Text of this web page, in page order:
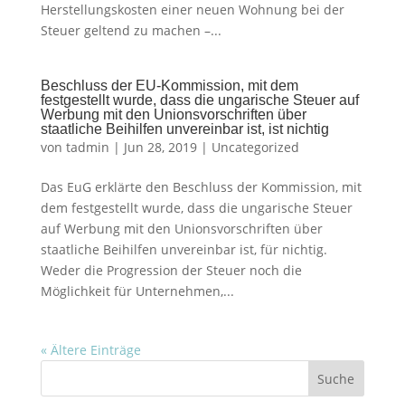
Herstellungskosten einer neuen Wohnung bei der
Steuer geltend zu machen –...
Beschluss der EU-Kommission, mit dem
festgestellt wurde, dass die ungarische Steuer auf
Werbung mit den Unionsvorschriften über
staatliche Beihilfen unvereinbar ist, ist nichtig
von tadmin | Jun 28, 2019| Uncategorized
Das EuG erklärte den Beschluss der Kommission, mit
dem festgestellt wurde, dass die ungarische Steuer
auf Werbung mit den Unionsvorschriften über
staatliche Beihilfen unvereinbar ist, für nichtig.
Weder die Progression der Steuer noch die
Möglichkeit für Unternehmen,...
« Ältere Einträge